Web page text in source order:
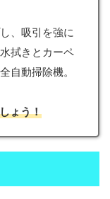
、吸引を強に
拭きとカーペ
自動掃除機。
ょう！